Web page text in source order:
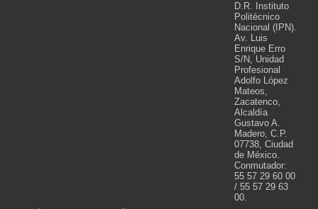
D.R. Instituto
Politécnico
Nacional (IPN).
Av. Luis
Enrique Erro
S/N, Unidad
Profesional
Adolfo López
Mateos,
Zacatenco,
Alcaldía
Gustavo A.
Madero, C.P.
07738, Ciudad
de México.
Conmutador:
55 57 29 60 00
/ 55 57 29 63
00.